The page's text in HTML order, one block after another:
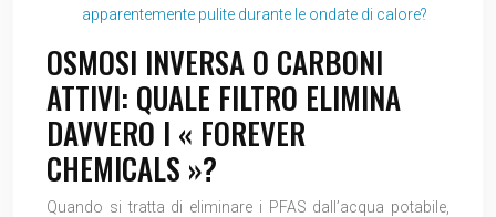
apparentemente pulite durante le ondate di calore?
OSMOSI INVERSA O CARBONI
ATTIVI: QUALE FILTRO ELIMINA
DAVVERO I « FOREVER
CHEMICALS »?
Quando si tratta di eliminare i PFAS dall’acqua potabile,